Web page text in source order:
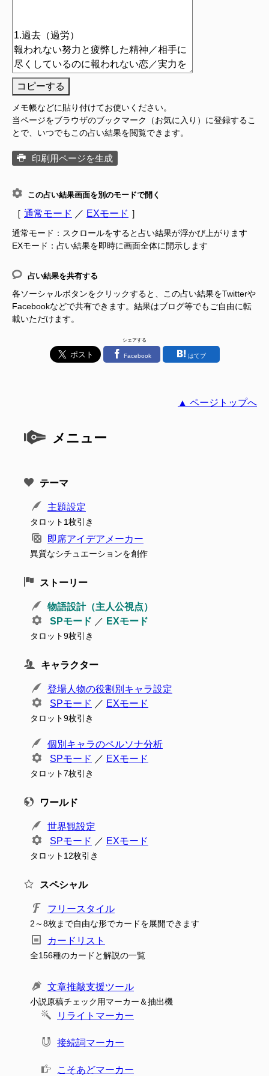
コピーする
メモ帳などに貼り付けてお使いください。
当ページをブラウザのブックマーク（お気に入り）に登録するこ
とで、いつでもこの占い結果を閲覧できます。
印刷用ページを生成
この占い結果画面を別のモードで開く
［ 通常モード ／ EXモード ］
通常モード：スクロールをすると占い結果が浮かび上がります
EXモード：占い結果を即時に画面全体に開示します
占い結果を共有する
各ソーシャルボタンをクリックすると、この占い結果をTwitterや
Facebookなどで共有できます。結果はブログ等でもご自由に転
載いただけます。
シェアする
Facebook はてブ
▲ ページトップへ
メニュー
テーマ
主題設定
タロット1枚引き
即席アイデアメーカー
異質なシチュエーションを創作
ストーリー
物語設計（主人公視点）
SPモード ／ EXモード
タロット9枚引き
キャラクター
登場人物の役割別キャラ設定
SPモード ／ EXモード
タロット9枚引き
個別キャラのペルソナ分析
SPモード ／ EXモード
タロット7枚引き
ワールド
世界観設定
SPモード ／ EXモード
タロット12枚引き
スペシャル
フリースタイル
2～8枚まで自由な形でカードを展開できます
カードリスト
全156種のカードと解説の一覧
文章推敲支援ツール
小説原稿チェック用マーカー＆抽出機
リライトマーカー
接続詞マーカー
こそあどマーカー